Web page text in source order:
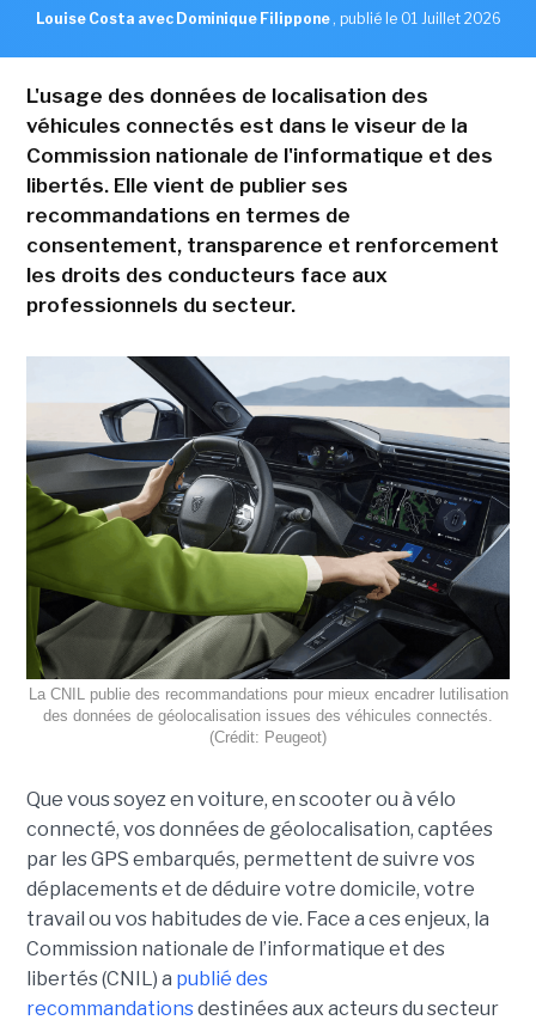
Louise Costa avec Dominique Filippone , publié le 01 Juillet 2026
L'usage des données de localisation des
véhicules connectés est dans le viseur de la
Commission nationale de l'informatique et des
libertés. Elle vient de publier ses
recommandations en termes de
consentement, transparence et renforcement
les droits des conducteurs face aux
professionnels du secteur.
La CNIL publie des recommandations pour mieux encadrer lutilisation
des données de géolocalisation issues des véhicules connectés.
(Crédit: Peugeot)
Que vous soyez en voiture, en scooter ou à vélo
connecté, vos données de géolocalisation, captées
par les GPS embarqués, permettent de suivre vos
déplacements et de déduire votre domicile, votre
travail ou vos habitudes de vie. Face a ces enjeux, la
Commission nationale de l’informatique et des
libertés (CNIL) a publié des
recommandationsdestinées aux acteurs du secteur